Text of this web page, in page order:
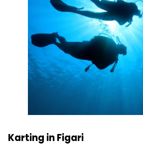
Karting in Figari